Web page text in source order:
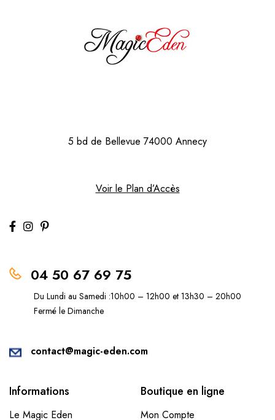
5 bd de Bellevue 74000 Annecy
Voir le Plan d’Accès
04 50 67 69 75
Du Lundi au Samedi :10h00 – 12h00 et 13h30 – 20h00
Fermé le Dimanche
contact@magic-eden.com
Informations
Le Magic Eden
Boutique en ligne
Mon Compte